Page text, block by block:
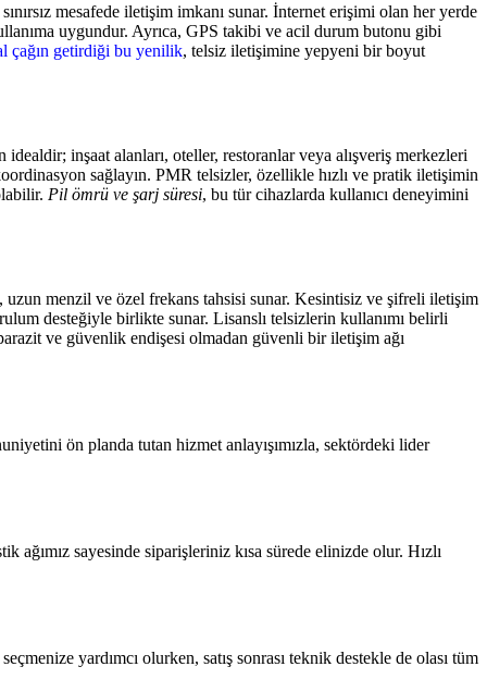
mesafede iletişim imkanı sunar. İnternet erişimi olan her yerde
uygundur. Ayrıca, GPS takibi ve acil durum butonu gibi
çağın getirdiği bu yenilik, telsiz iletişimine yepyeni bir boyut
inşaat alanları, oteller, restoranlar veya alışveriş merkezleri
sağlayın. PMR telsizler, özellikle hızlı ve pratik iletişimin
Pil ömrü ve şarj süresi, bu tür cihazlarda kullanıcı deneyimini
menzil ve özel frekans tahsisi sunar. Kesintisiz ve şifreli iletişim
desteğiyle birlikte sunar. Lisanslı telsizlerin kullanımı belirli
ve güvenlik endişesi olmadan güvenli bir iletişim ağı
ön planda tutan hizmet anlayışımızla, sektördeki lider
ağımız sayesinde siparişleriniz kısa sürede elinizde olur. Hızlı
yardımcı olurken, satış sonrası teknik destekle de olası tüm